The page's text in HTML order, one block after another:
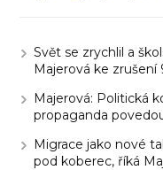
Svět se zrychlil a
Majerová ke zrušení
Majerová: Politická
propaganda
Migrace jako nové
pod koberec, říká